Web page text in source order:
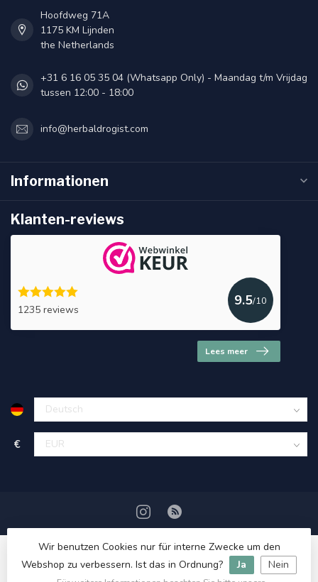
Hoofdweg 71A
1175 KM Lijnden
the Netherlands
+31 6 16 05 35 04 (Whatsapp Only) - Maandag t/m Vrijdag
tussen 12:00 - 18:00
info@herbaldrogist.com
Informationen
Klanten-reviews
1235 reviews
9.5/10
Lees meer
€
Wir benutzen Cookies nur für interne Zwecke um den
Webshop zu verbessern. Ist das in Ordnung?
Ja Nein